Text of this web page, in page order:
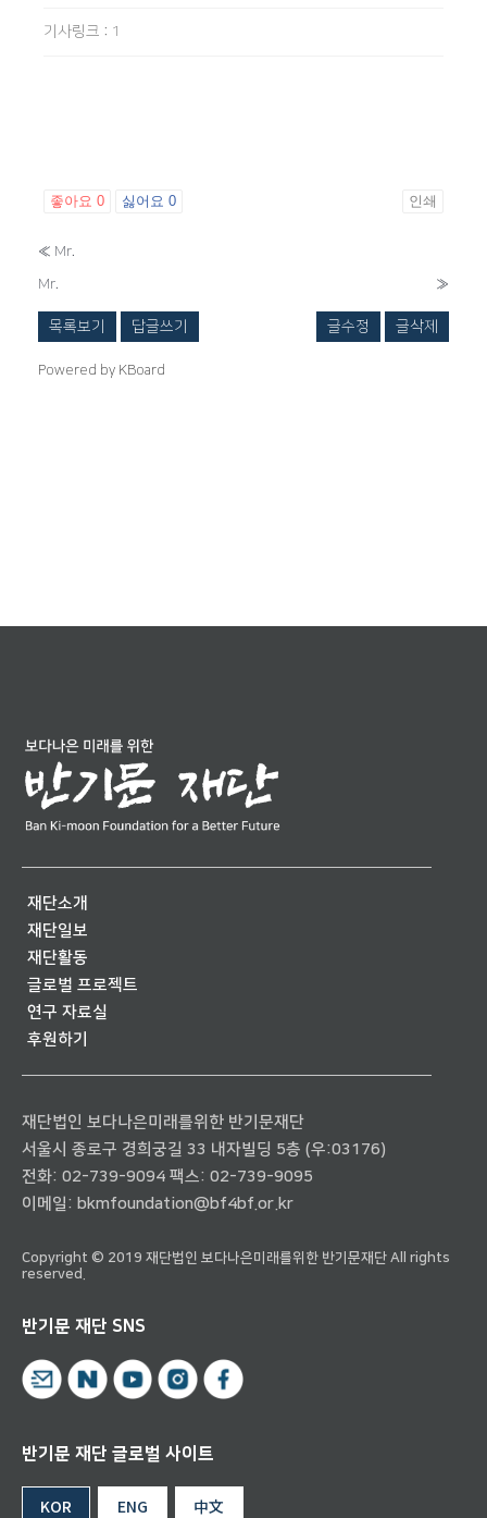
기사링크 : 1
좋아요 0 싫어요 0 인쇄
« Mr.
Mr.
»
목록보기 답글쓰기 글수정 글삭제
Powered by KBoard
재단소개
재단일보
재단활동
글로벌 프로젝트
연구 자료실
후원하기
재단법인 보다나은미래를위한 반기문재단
서울시 종로구 경희궁길 33 내자빌딩 5층 (우:03176)
전화: 02-739-9094 팩스: 02-739-9095
이메일: bkmfoundation@bf4bf.or.kr
Copyright © 2019 재단법인 보다나은미래를위한 반기문재단 All rights
reserved.
반기문 재단 SNS
반기문 재단 글로벌 사이트
KOR ENG 中文